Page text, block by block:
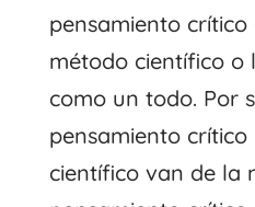
pensamiento
método científico o
como un todo. Por
pensamiento
científico van de la